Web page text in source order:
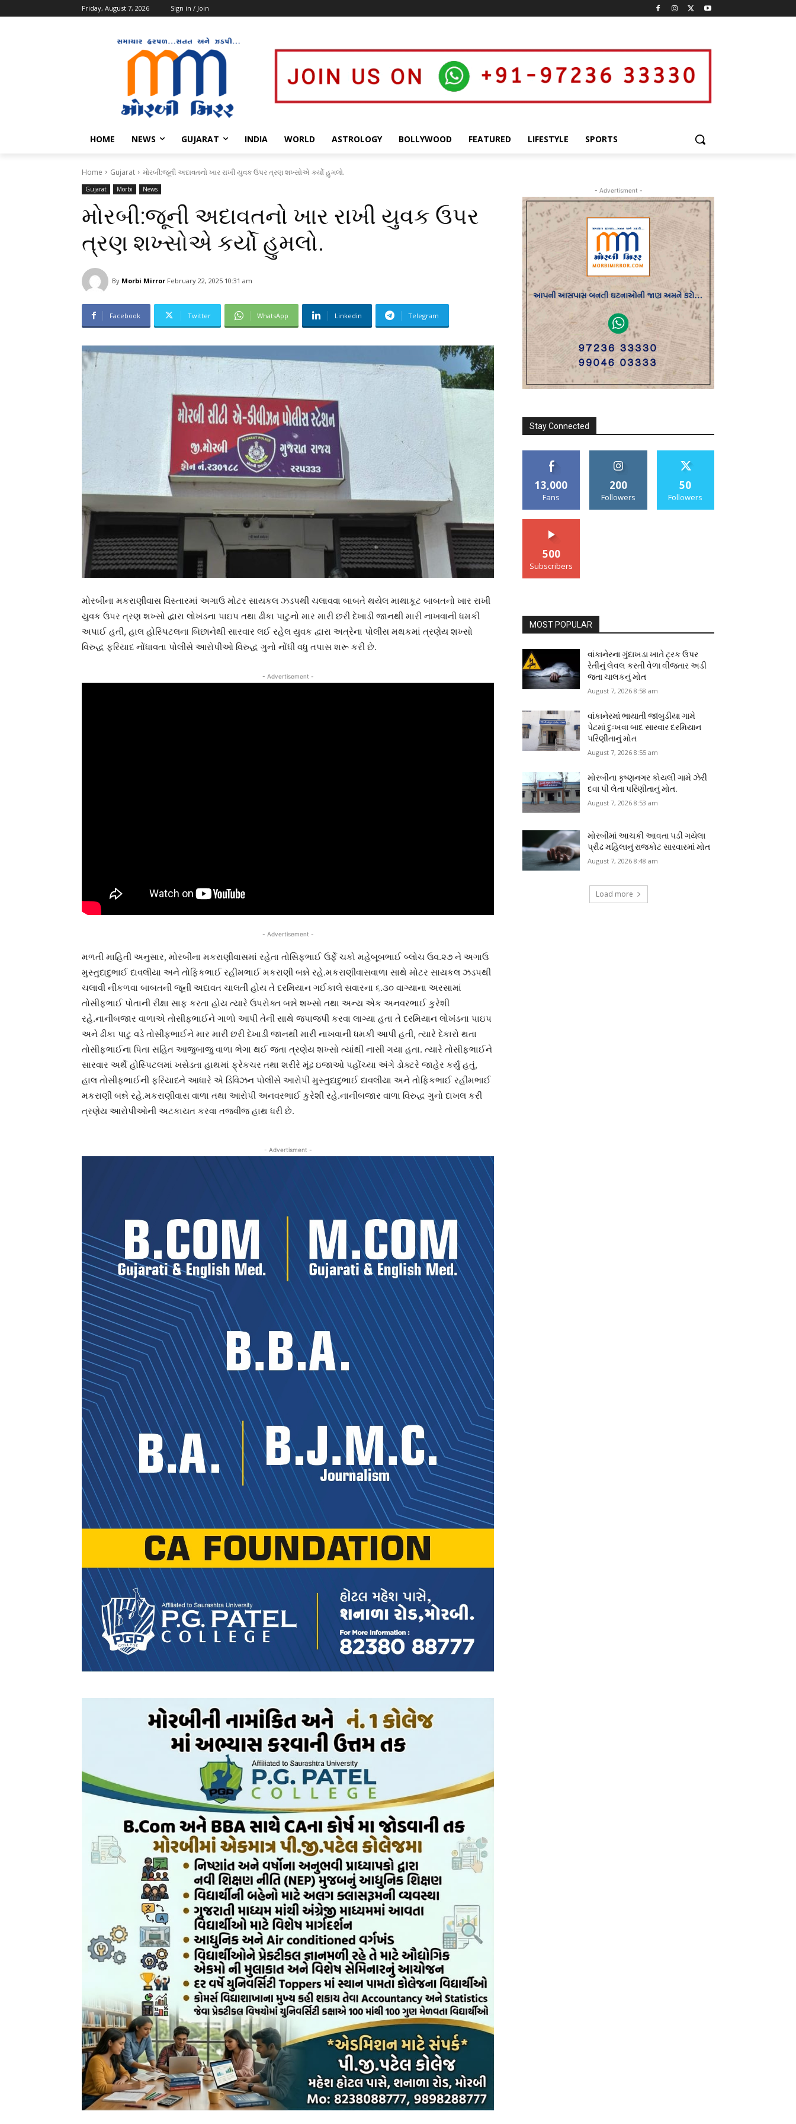
Friday, August 7, 2026 Sign in / Join
HOME NEWS GUJARAT INDIA WORLD ASTROLOGY BOLLYWOOD FEATURED LIFESTYLE SPORTS
Home Gujarat મોરબી:જૂની અદાવતનો ખાર રાખી યુવક ઉપર ત્રણ શખ્સોએ કર્યો હુમલો.
Gujarat Morbi News
મોરબી:જૂની અદાવતનો ખાર રાખી યુવક ઉપર
ત્રણ શખ્સોએ કર્યો હુમલો.
By Morbi Mirror February 22, 2025 10:31 am
Facebook Twitter WhatsApp Linkedin Telegram
મોરબીના મકરાણીવાસ વિસ્તારમાં અગાઉ મોટર સાયકલ ઝડપથી ચલાવવા બાબતે થયેલ માથાકૂટ બાબતનો ખાર રાખી
યુવક ઉપર ત્રણ શખ્સો દ્વારા લોખંડના પાઇપ તથા ઢીકા પાટુનો માર મારી છરી દેખાડી જાનથી મારી નાખવાની ધમકી
અપાઈ હતી, હાલ હોસ્પિટલના બિછાનેથી સારવાર લઈ રહેલ યુવક દ્વારા અત્રેના પોલીસ મથકમાં ત્રણેય શખ્સો
વિરુદ્ધ ફરિયાદ નોંધાવતા પોલીસે આરોપીઓ વિરુદ્ધ ગુનો નોંધી વધુ તપાસ શરૂ કરી છે.
- Advertisement -
- Advertisement -
મળતી માહિતી અનુસાર, મોરબીના મકરાણીવાસમાં રહેતા તોસિફભાઈ ઉર્ફે ચકો મહેબૂબભાઈ બ્લોચ ઉવ.૨૭ ને અગાઉ
મુસ્તુદાદુભાઈ દાવલીયા અને તોફિકભાઈ રહીમભાઈ મકરાણી બન્ને રહે.મકરાણીવાસવાળા સાથે મોટર સાયકલ ઝડપથી
ચલાવી નીકળવા બાબતની જૂની અદાવત ચાલતી હોય તે દરમિયાન ગઈકાલે સવારના ૬.૩૦ વાગ્યાના અરસામાં
તોસીફભાઈ પોતાની રીક્ષા સાફ કરતા હોય ત્યારે ઉપરોક્ત બન્ને શખ્સો તથા અન્ય એક અનવરભાઈ કુરેશી
રહે.નાનીબજાર વાળાએ તોસીફભાઈને ગાળો આપી તેની સાથે જપાજપી કરવા લાગ્યા હતા તે દરમિયાન લોખંડના પાઇપ
અને ઢીકા પાટુ વડે તોસીફભાઈને માર મારી છરી દેખાડી જાનથી મારી નાખવાની ધમકી આપી હતી, ત્યારે દેકારો થતા
તોસીફભાઈના પિતા સહિત આજુબાજુ વાળા ભેગા થઈ જતા ત્રણેય શખ્સો ત્યાંથી નાસી ગયા હતા. ત્યારે તોસીફભાઈને
સારવાર અર્થે હોસ્પિટલમાં ખસેડતા હાથમાં ફ્રેકચર તથા શરીરે મૂંઢ ઇજાઓ પહોંચ્યા અંગે ડોક્ટરે જાહેર કર્યું હતું,
હાલ તોસીફભાઈની ફરિયાદને આધારે એ ડિવિઝન પોલીસે આરોપી મુસ્તુદાદુભાઈ દાવલીયા અને તોફિકભાઈ રહીમભાઈ
મકરાણી બન્ને રહે.મકરાણીવાસ વાળા તથા આરોપી અનવરભાઈ કુરેશી રહે.નાનીબજાર વાળા વિરુદ્ધ ગુનો દાખલ કરી
ત્રણેય આરોપીઓની અટકાયત કરવા તજવીજ હાથ ધરી છે.
- Advertisment -
- Advertisment -
Stay Connected
13,000
Fans
200
Followers
50
Followers
500
Subscribers
MOST POPULAR
વાંકાનેરના ગુંદાખડા ખાતે ટ્રક ઉપર
રેતીનું લેવલ કરતી વેળા વીજતાર અડી
જતા ચાલકનું મોત
August 7, 2026 8:58 am
વાંકાનેરમાં ભાયાતી જાંબુડીયા ગામે
પેટમાં દુઃખવા બાદ સારવાર દરમિયાન
પરિણીતાનું મોત
August 7, 2026 8:55 am
મોરબીના કૃષ્ણનગર કોયલી ગામે ઝેરી
દવા પી લેતા પરિણીતાનું મોત.
August 7, 2026 8:53 am
મોરબીમાં આચકી આવતા પડી ગયેલા
પ્રૌઢ મહિલાનું રાજકોટ સારવારમાં મોત
August 7, 2026 8:48 am
Load more